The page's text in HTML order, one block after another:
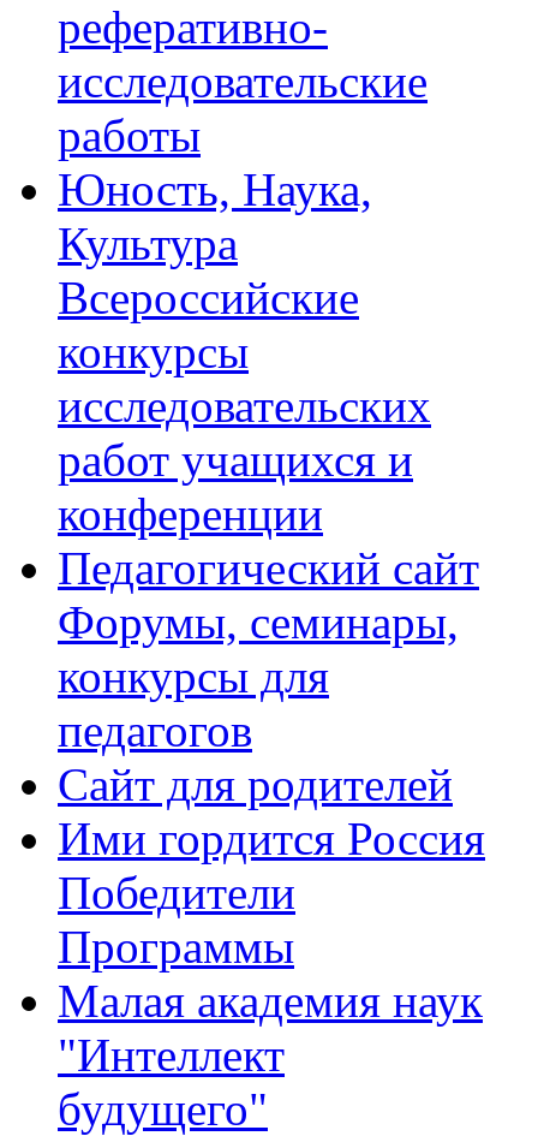
реферативно-
исследовательские
работы
Юность, Наука,
Культура
Всероссийские
конкурсы
исследовательских
работ учащихся и
конференции
Педагогический сайт
Форумы, семинары,
конкурсы для
педагогов
Сайт для родителей
Ими гордится Россия
Победители
Программы
Малая академия наук
"Интеллект
будущего"